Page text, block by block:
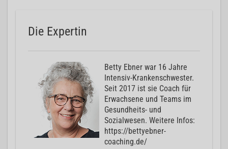
Die Expertin
Betty Ebner war 16 Jahre
Intensiv-Krankenschwester.
Seit 2017 ist sie Coach für
Erwachsene und Teams im
Gesundheits- und
Sozialwesen. Weitere Infos:
https://bettyebner-
coaching.de/